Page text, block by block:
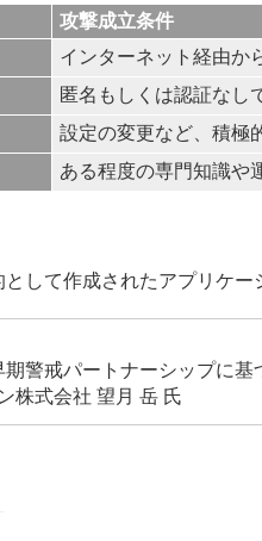
攻撃成立条件
インターネット経由か
匿名もしくは認証なし
設定の変更など、積極
ある程度の専門知識や
して作成されたアプリケ
警戒パートナーシップに基
株式会社 望月 岳 氏